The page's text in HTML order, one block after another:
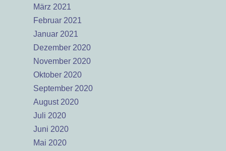
März 2021
Februar 2021
Januar 2021
Dezember 2020
November 2020
Oktober 2020
September 2020
August 2020
Juli 2020
Juni 2020
Mai 2020